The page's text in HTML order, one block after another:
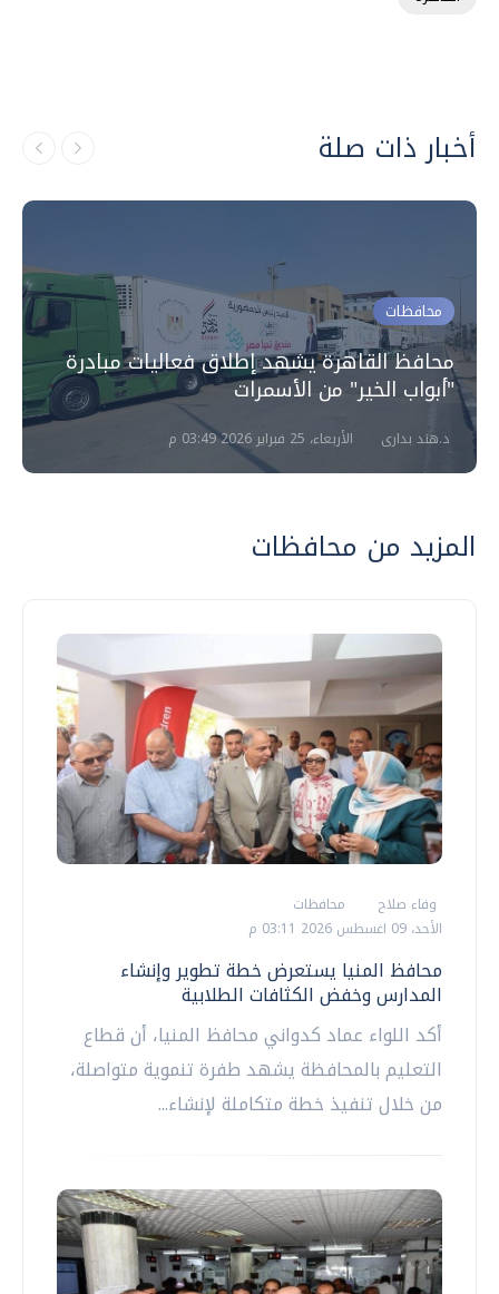
أخبار ذات صلة
محافظات
محافظ القاهرة يشهد إطلاق فعاليات مبادرة
"أبواب الخير" من الأسمرات
د.هند بدارى الأربعاء، 25 فبراير 2026 03:49 م
المزيد من محافظات
وفاء صلاح
محافظات
الأحد، 09 اغسطس 2026 03:11 م
محافظ المنيا يستعرض خطة تطوير وإنشاء
المدارس وخفض الكثافات الطلابية
أكد اللواء عماد كدواني محافظ المنيا، أن قطاع
التعليم بالمحافظة يشهد طفرة تنموية متواصلة،
من خلال تنفيذ خطة متكاملة لإنشاء...